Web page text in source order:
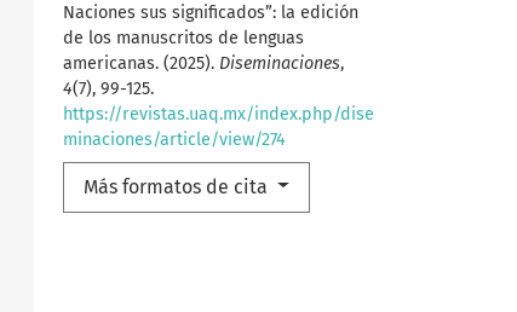
Naciones sus significados”: la edición
de los manuscritos de lenguas
americanas. (2025). Diseminaciones,
4(7), 99-125.
https://revistas.uaq.mx/index.php/dise
minaciones/article/view/274
Más formatos de cita